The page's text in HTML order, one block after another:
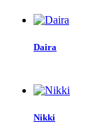
Daira
Nikki